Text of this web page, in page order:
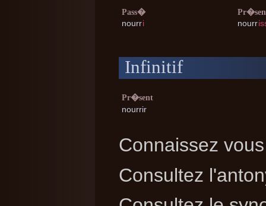
Pass�
nourri
nourr
Infinitif
Pr�sent
nourrir
Connaissez
Consultez